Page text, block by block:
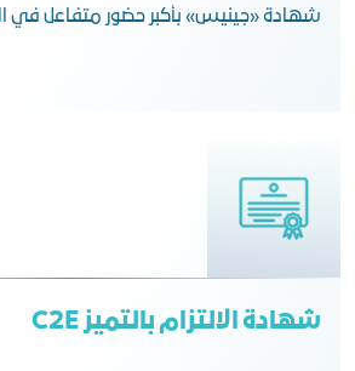
شهادة «جينيس» بأكبر حضور متفاعل في
شهادة الالتزام بالتميز C2E